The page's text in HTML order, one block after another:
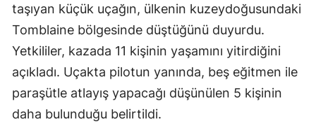
Diyarbakır
Edirne
Elazığ
Erzincan
taşıyan küçük uçağın, ülkenin kuzeydoğusundaki
Tomblaine bölgesinde düştüğünü duyurdu.
Yetkililer, kazada 11 kişinin yaşamını yitirdiğini
açıkladı. Uçakta pilotun yanında, beş eğitmen ile
paraşütle atlayış yapacağı düşünülen 5 kişinin
daha bulunduğu belirtildi.